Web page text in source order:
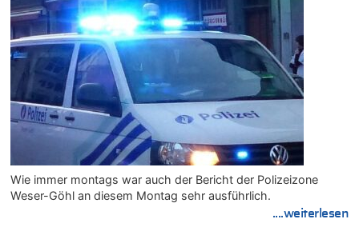
Wie immer montags war auch der Bericht der Polizeizone
Weser-Göhl an diesem Montag sehr ausführlich.
....weiterlesen